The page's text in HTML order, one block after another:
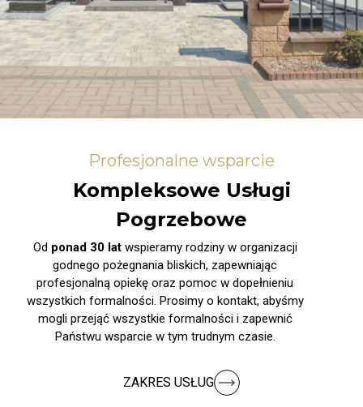
Profesjonalne wsparcie
Kompleksowe Usługi
Pogrzebowe
Od ponad 30 latwspieramy rodziny w organizacji
godnego pożegnania bliskich, zapewniając
profesjonalną opiekę oraz pomoc w dopełnieniu
wszystkich formalności. Prosimy o kontakt, abyśmy
mogli przejąć wszystkie formalności i zapewnić
Państwu wsparcie w tym trudnym czasie.
ZAKRES USŁUG